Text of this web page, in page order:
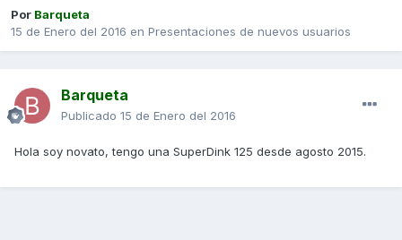
Por Barqueta
15 de Enero del 2016 en Presentaciones de nuevos usuarios
Barqueta
Publicado 15 de Enero del 2016
Hola soy novato, tengo una SuperDink 125 desde agosto 2015.